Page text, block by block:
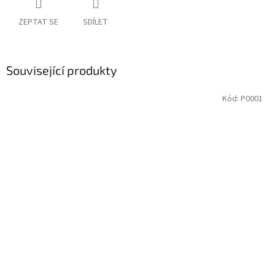
ZEPTAT SE SDÍLET
Související produkty
Kód: P0001